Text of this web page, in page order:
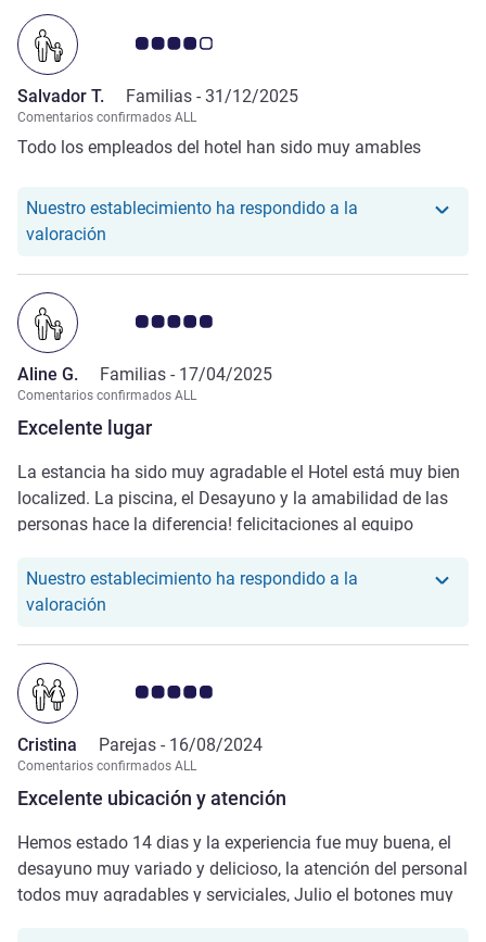
Nota de clientes de Avis 4.0/5
Salvador T. Familias - 31/12/2025
Comentarios confirmados ALL
Todo los empleados del hotel han sido muy amables
Nuestro establecimiento ha respondido a la
valoración
Excelente lugar
Nota de clientes de Avis 5.0/5
Aline G. Familias - 17/04/2025
Comentarios confirmados ALL
La estancia ha sido muy agradable el Hotel está muy bien
localized. La piscina, el Desayuno y la amabilidad de las
personas hace la diferencia! felicitaciones al equipo
Nuestro establecimiento ha respondido a la
valoración
Excelente ubicación y atención
Nota de clientes de Avis 5.0/5
Cristina Parejas - 16/08/2024
Comentarios confirmados ALL
Hemos estado 14 dias y la experiencia fue muy buena, el
desayuno muy variado y delicioso, la atención del personal
todos muy agradables y serviciales, Julio el botones muy